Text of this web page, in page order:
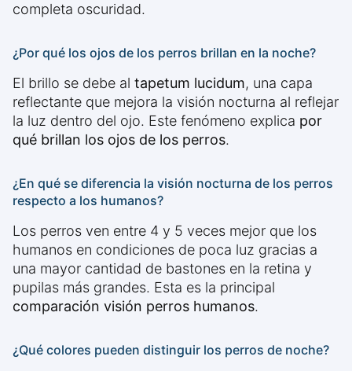
completa oscuridad.
¿Por qué los ojos de los perros brillan en la noche?
El brillo se debe al tapetum lucidum, una capa
reflectante que mejora la visión nocturna al reflejar
la luz dentro del ojo. Este fenómeno explica por
qué brillan los ojos de los perros.
¿En qué se diferencia la visión nocturna de los perros
respecto a los humanos?
Los perros ven entre 4 y 5 veces mejor que los
humanos en condiciones de poca luz gracias a
una mayor cantidad de bastones en la retina y
pupilas más grandes. Esta es la principal
comparación visión perros humanos.
¿Qué colores pueden distinguir los perros de noche?